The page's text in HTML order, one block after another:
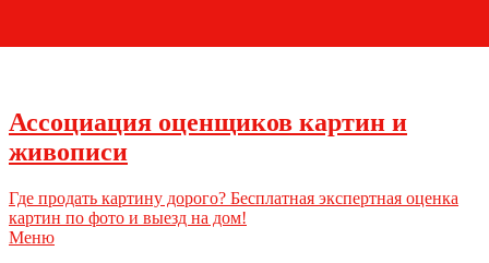
Ассоциация оценщиков картин и
живописи
Где продать картину дорого? Бесплатная экспертная оценка
картин по фото и выезд на дом!
Меню